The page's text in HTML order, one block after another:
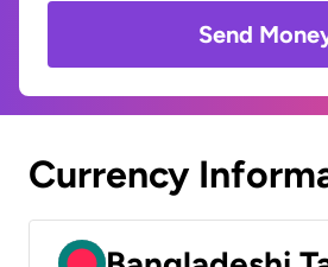
Send
Currency